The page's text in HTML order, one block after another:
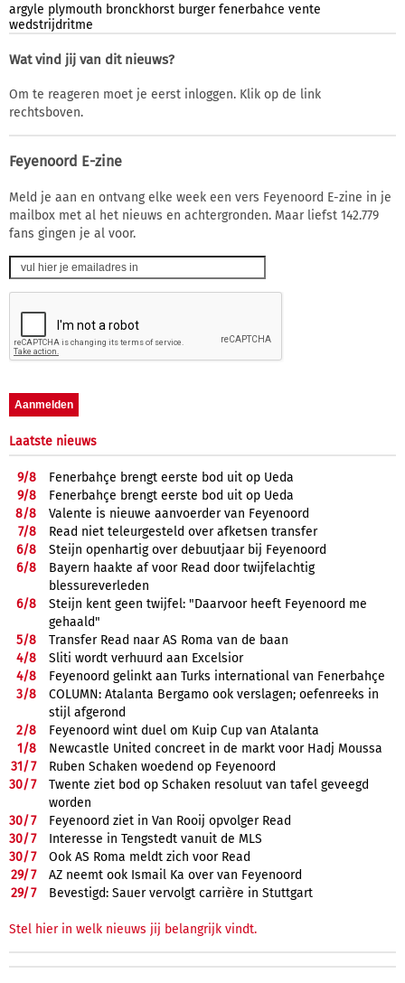
argyle plymouth bronckhorst burger fenerbahce vente
wedstrijdritme
Wat vind jij van dit nieuws?
Om te reageren moet je eerst inloggen. Klik op de link
rechtsboven.
Feyenoord E-zine
Meld je aan en ontvang elke week een vers Feyenoord E-zine in je
mailbox met al het nieuws en achtergronden. Maar liefst 142.779
fans gingen je al voor.
Laatste nieuws
9/8
Fenerbahçe brengt eerste bod uit op Ueda
9/8
Fenerbahçe brengt eerste bod uit op Ueda
8/8
Valente is nieuwe aanvoerder van Feyenoord
7/8
Read niet teleurgesteld over afketsen transfer
6/8
Steijn openhartig over debuutjaar bij Feyenoord
6/8
Bayern haakte af voor Read door twijfelachtig
blessureverleden
6/8
Steijn kent geen twijfel: "Daarvoor heeft Feyenoord me
gehaald"
5/8
Transfer Read naar AS Roma van de baan
4/8
Sliti wordt verhuurd aan Excelsior
4/8
Feyenoord gelinkt aan Turks international van Fenerbahçe
3/8
COLUMN: Atalanta Bergamo ook verslagen; oefenreeks in
stijl afgerond
2/8
Feyenoord wint duel om Kuip Cup van Atalanta
1/8
Newcastle United concreet in de markt voor Hadj Moussa
31/7
Ruben Schaken woedend op Feyenoord
30/7
Twente ziet bod op Schaken resoluut van tafel geveegd
worden
30/7
Feyenoord ziet in Van Rooij opvolger Read
30/7
Interesse in Tengstedt vanuit de MLS
30/7
Ook AS Roma meldt zich voor Read
29/7
AZ neemt ook Ismail Ka over van Feyenoord
29/7 Bevestigd: Sauer vervolgt carrière in Stuttgart
Stel hier in welk nieuws jij belangrijk vindt.